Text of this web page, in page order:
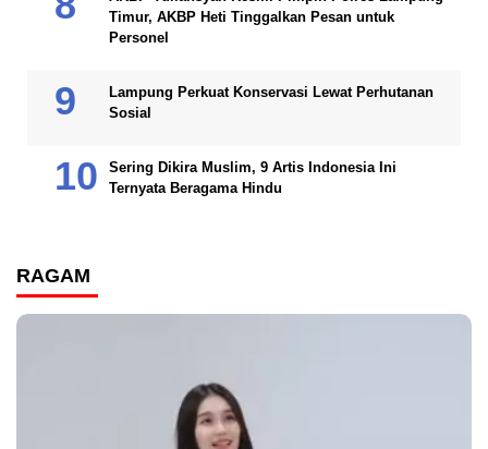
Timur, AKBP Heti Tinggalkan Pesan untuk
Personel
Lampung Perkuat Konservasi Lewat Perhutanan
Sosial
Sering Dikira Muslim, 9 Artis Indonesia Ini
Ternyata Beragama Hindu
RAGAM